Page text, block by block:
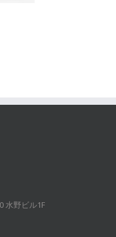
水野ビル1F